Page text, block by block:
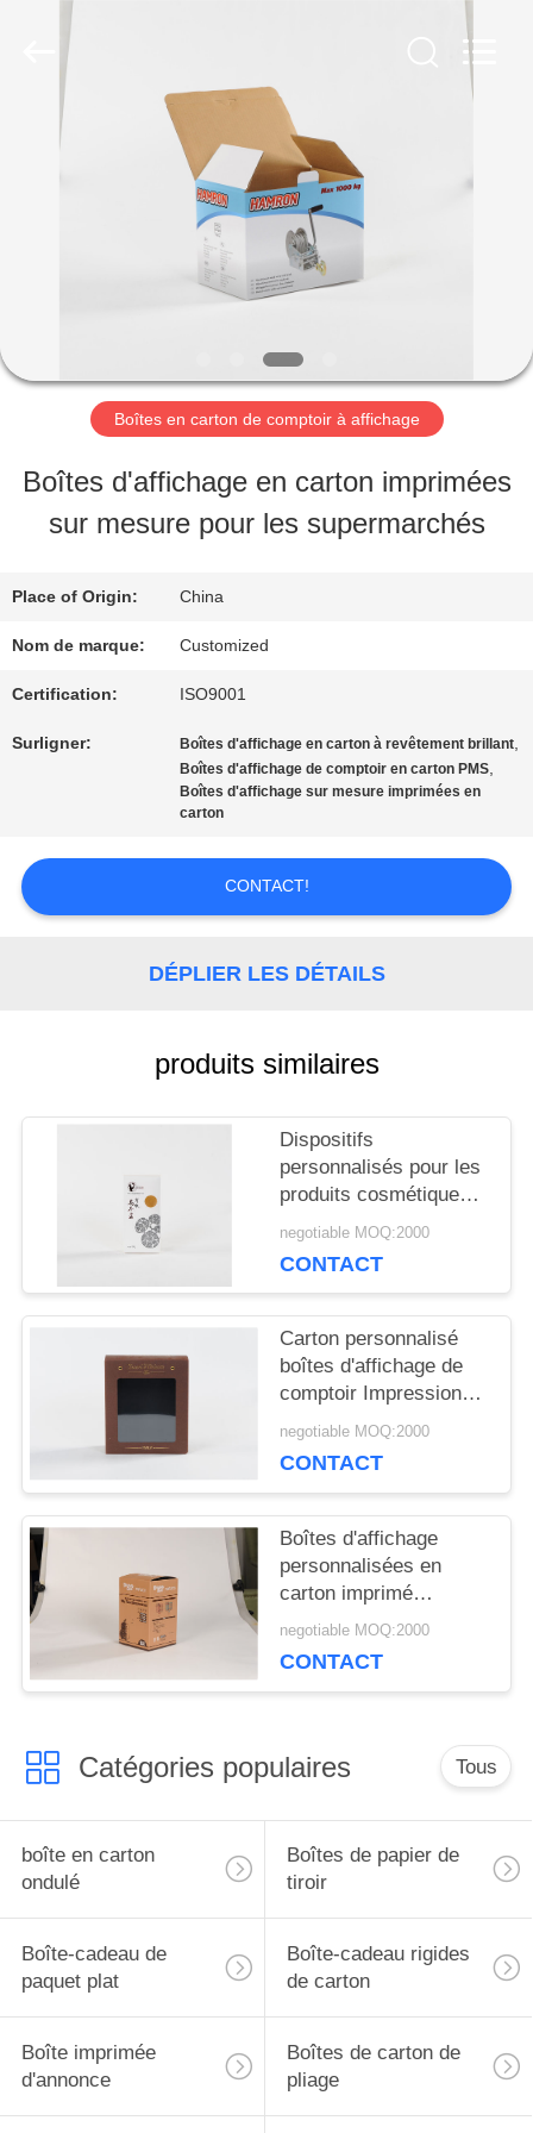
MAISON
AU
SUJET
DE
NOUS
VISITE
D'USINE
CONTRÔLE
QUALITÉ
CONTACTEZ-
SITE
PRIVACY
POLICY
Boîtes en carton de comptoir à affichage
Boîtes d'affichage en carton imprimées
sur mesure pour les supermarchés
Place of Origin: China
Nom de marque: Customized
Certification: ISO9001
Surligner: Boîtes d'affichage en carton à revêtement brillant,
Boîtes d'affichage de comptoir en carton PMS,
Boîtes d'affichage sur mesure imprimées en
carton
CONTACT!
DÉPLIER LES DÉTAILS
produits similaires
Dispositifs
personnalisés pour les
produits cosmétiques
du supermarché
negotiable MOQ:2000
CONTACT
Carton personnalisé
boîtes d'affichage de
comptoir Impression
CMYK/PMS pour les
POP
negotiable MOQ:2000
CONTACT
Boîtes d'affichage
personnalisées en
carton imprimé
CMYK/PMS pour
negotiable MOQ:2000
CONTACT
Catégories populaires Tous
boîte en carton
ondulé
Boîtes de papier de
tiroir
Boîte-cadeau de
paquet plat
Boîte-cadeau rigides
de carton
Boîte imprimée
d'annonce
Boîtes de carton de
pliage